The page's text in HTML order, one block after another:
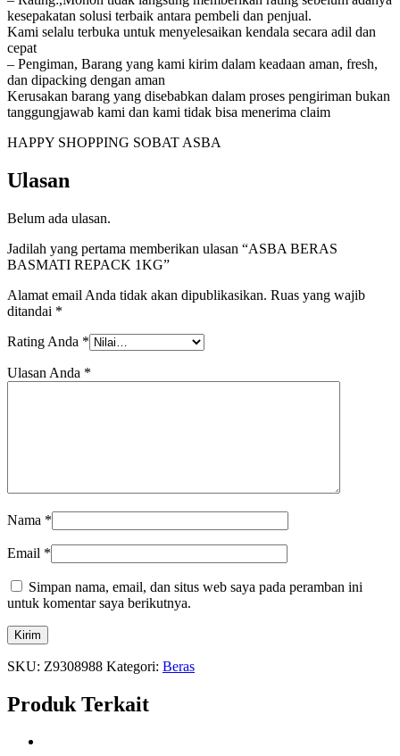
kesepakatan solusi terbaik antara pembeli dan penjual.
Kami selalu terbuka untuk menyelesaikan kendala secara adil dan
cepat
– Pengiman, Barang yang kami kirim dalam keadaan aman, fresh,
dan dipacking dengan aman
Kerusakan barang yang disebabkan dalam proses pengiriman bukan
tanggungjawab kami dan kami tidak bisa menerima claim
HAPPY SHOPPING SOBAT ASBA
Ulasan
Belum ada ulasan.
Jadilah yang pertama memberikan ulasan “ASBA BERAS
BASMATI REPACK 1KG”
Alamat email Anda tidak akan dipublikasikan. Ruas yang wajib
ditandai *
Rating Anda *
Ulasan Anda *
Nama *
Email *
Simpan nama, email, dan situs web saya pada peramban ini
untuk komentar saya berikutnya.
SKU: Z9308988 Kategori: Beras
Produk Terkait